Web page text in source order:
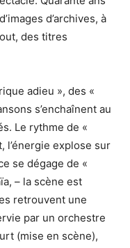
d’archives, à
des titres
adieu », des «
s’enchaînent au
Le rythme de «
l’énergie explose sur
se dégage de «
– la scène est
retrouvent une
par un orchestre
(mise en scène),